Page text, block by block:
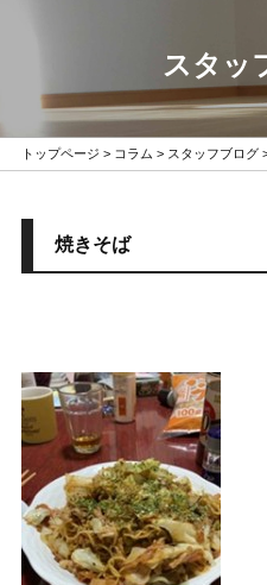
スタッ
トップページ > コラム > スタッフブログ
焼きそば